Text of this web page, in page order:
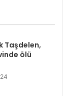
Taşdelen,
ölü